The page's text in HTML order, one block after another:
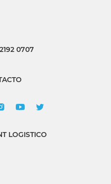
0707
LOGISTICO